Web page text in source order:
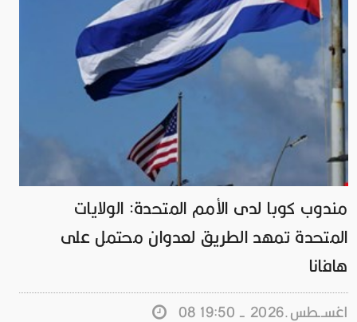
مندوب كوبا لدى الأمم المتحدة: الولايات
المتحدة تمهد الطريق لعدوان محتمل على
هافانا
08 اغســطس.2026 - 19:50